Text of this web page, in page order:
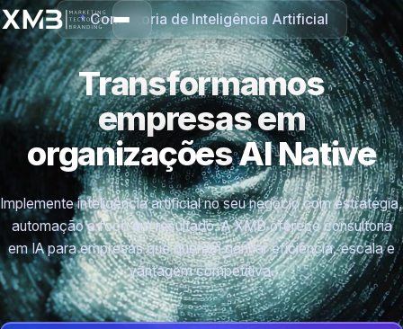
Consultoria de Inteligência Artificial
Transformamos
empresas em
organizaçõesAI Native
Implemente inteligência artificial no seu negócio com estratégia,
automação e foco em resultado. A XMB oferece consultoria
em IA para empresas que querem ganhar eficiência, escala e
vantagem competitiva.